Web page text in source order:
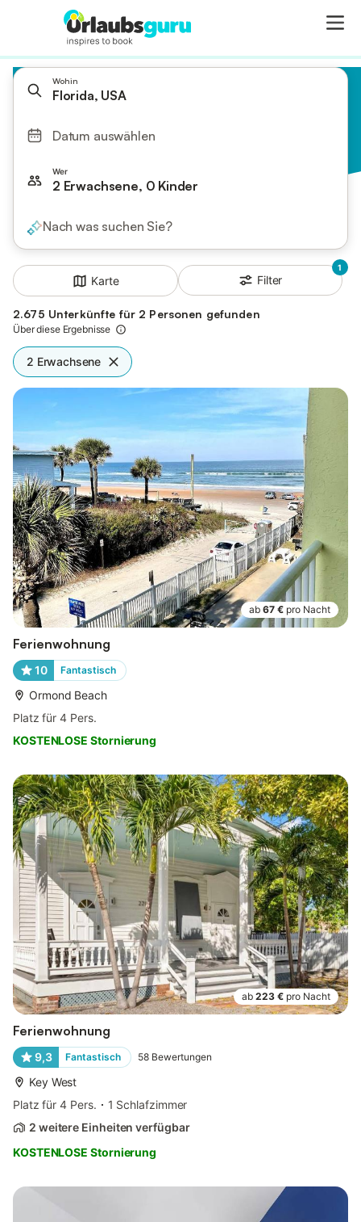
Wohin
Florida, USA
Datum auswählen
Wer
2 Erwachsene, 0 Kinder
Nach was suchen Sie?
Karte
1
Filter
2.675 Unterkünfte für 2 Personen gefunden
Über diese Ergebnisse
2 Erwachsene
ab 67 € pro Nacht
Ferienwohnung
10 Fantastisch
Ormond Beach
Platz für 4 Pers.
KOSTENLOSE Stornierung
ab 223 € pro Nacht
Ferienwohnung
9,3 Fantastisch 58 Bewertungen
Key West
Platz für 4 Pers.
1 Schlafzimmer
2 weitere Einheiten verfügbar
KOSTENLOSE Stornierung